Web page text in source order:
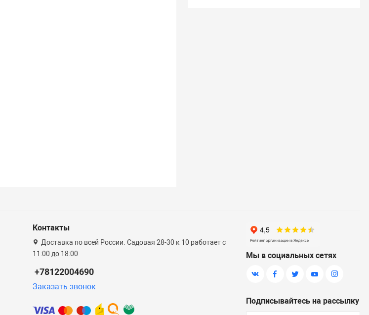
Контакты
Доставка по всей России. Садовая 28-30 к 10 работает с
11:00 до 18:00
+78122004690
Заказать звонок
Мы в социальных сетях
Подписывайтесь на рассылку